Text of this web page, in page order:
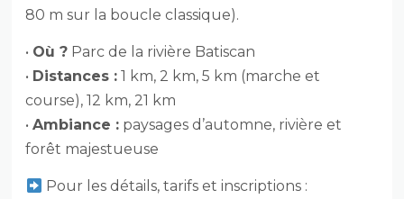
80 m sur la boucle classique).
• Où ? Parc de la rivière Batiscan
• Distances : 1 km, 2 km, 5 km (marche et
course), 12 km, 21 km
•Ambiance : paysages d’automne, rivière et
forêt majestueuse
Pour les détails, tarifs et inscriptions :